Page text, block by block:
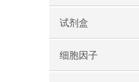
试剂盒
细胞因子